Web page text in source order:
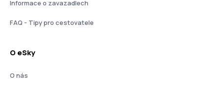
Informace o zavazadlech
FAQ - Tipy pro cestovatele
O eSky
O nás